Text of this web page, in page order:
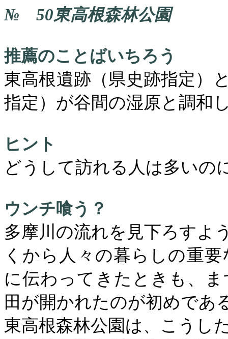
№ 50東高根森林公園
推薦のことばいちろう
東高根遺跡（県史跡指定）
指定）が谷間の湿原と調和
ヒント
どうして訪れる人は多いの
ウンチ喰う？
多摩川の流れを見下ろすよ
くから人々の暮らしの重
に伝わってきたときも、
田が開かれたのが初めであ
東高根森林公園は、こうし